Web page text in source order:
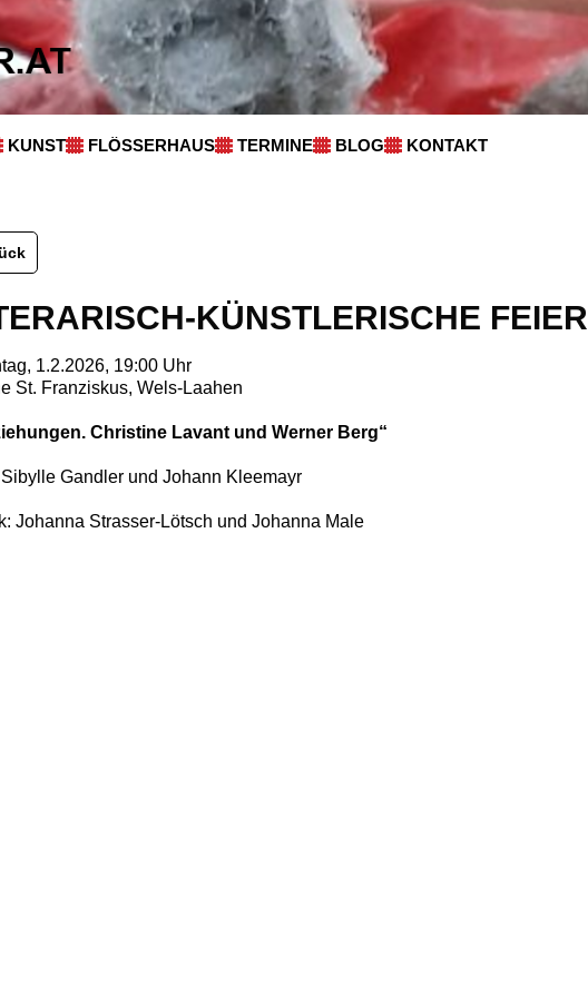
KUNST FLÖSSERHAUS TERMINE BLOG KONTAKT
KÜNSTLERISCHE FEIER
1.2.2026, 19:00 Uhr
St. Franziskus, Wels-Laahen
Christine Lavant und Werner Berg“
Sibylle Gandler und Johann Kleemayr
Johanna Strasser-Lötsch und Johanna Male